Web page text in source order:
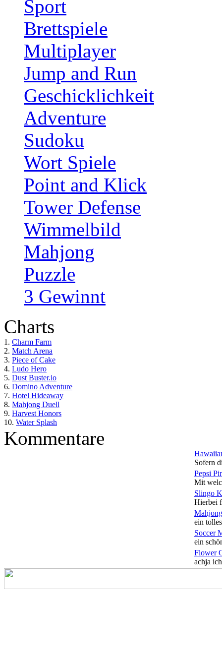
Sport
Brettspiele
Multiplayer
Jump and Run
Geschicklichkeit
Adventure
Sudoku
Wort Spiele
Point and Klick
Tower Defense
Wimmelbild
Mahjong
Puzzle
3 Gewinnt
Charts
1. Charm Farm
2. Match Arena
3. Piece of Cake
4. Ludo Hero
5. Dust Buster.io
6. Domino Adventure
7. Hotel Hideaway
8. Mahjong Duell
9. Harvest Honors
10. Water Splash
Kommentare
Sofern
Pepsi
Mit
Slingo
Hierbei
ein
Soccer
ein
Flower
achja